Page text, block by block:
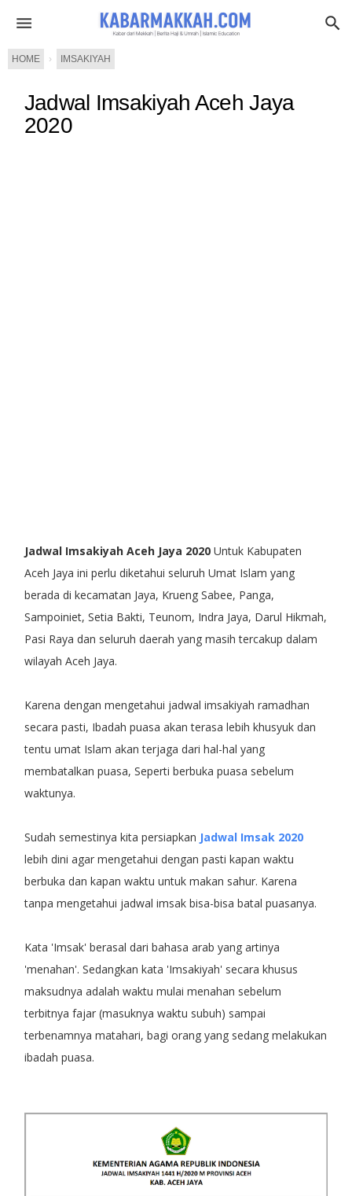
HOME › IMSAKIYAH
Jadwal Imsakiyah Aceh Jaya
2020
Jadwal Imsakiyah Aceh Jaya 2020Untuk Kabupaten
Aceh Jaya ini perlu diketahui seluruh Umat Islam yang
berada di kecamatan Jaya, Krueng Sabee, Panga,
Sampoiniet, Setia Bakti, Teunom, Indra Jaya, Darul Hikmah,
Pasi Raya dan seluruh daerah yang masih tercakup dalam
wilayah Aceh Jaya.
Karena dengan mengetahui jadwal imsakiyah ramadhan
secara pasti, Ibadah puasa akan terasa lebih khusyuk dan
tentu umat Islam akan terjaga dari hal-hal yang
membatalkan puasa, Seperti berbuka puasa sebelum
waktunya.
Sudah semestinya kita persiapkan Jadwal Imsak 2020
lebih dini agar mengetahui dengan pasti kapan waktu
berbuka dan kapan waktu untuk makan sahur. Karena
tanpa mengetahui jadwal imsak bisa-bisa batal puasanya.
Kata 'Imsak' berasal dari bahasa arab yang artinya
'menahan'. Sedangkan kata 'Imsakiyah' secara khusus
maksudnya adalah waktu mulai menahan sebelum
terbitnya fajar (masuknya waktu subuh) sampai
terbenamnya matahari, bagi orang yang sedang melakukan
ibadah puasa.